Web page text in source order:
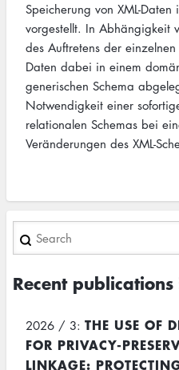
Speicherung von XML-
vorgestellt. In Abhängigkeit
des Auftretens der
Daten dabei in einem
generischen Schema
Notwendigkeit einer
relationalen Schemas bei
Veränderungen des XML-
Search
Recent publications
2026 / 3: THE USE OF
FOR PRIVACY-
LINKAGE: